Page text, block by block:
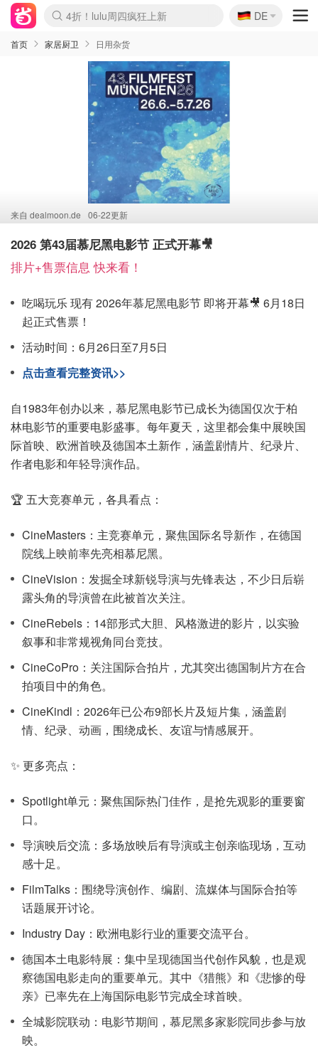
Boticinal 夏促开抢！
4折！lulu周四疯狂上新
还没结束！&OtherStories大促
Joybuy变相75折 随时失效
速领！Stanley独家85折
疑似霸哥！Camper额外叠85折
Zalando 奥莱闪促！每日更新
Moncler反季囤！5折起+叠9折
Coach Brooklyn仅€192
🇩🇪
DE
首页 家居厨卫 日用杂货
来自 dealmoon.de 06-22更新
2026 第43届慕尼黑电影节 正式开幕🎥
排片+售票信息 快来看！
吃喝玩乐 现有 2026年慕尼黑电影节 即将开幕🎥 6月18日
起正式售票！
活动时间：6月26日至7月5日
点击查看完整资讯>>
自1983年创办以来，慕尼黑电影节已成长为德国仅次于柏
林电影节的重要电影盛事。每年夏天，这里都会集中展映国
际首映、欧洲首映及德国本土新作，涵盖剧情片、纪录片、
作者电影和年轻导演作品。
🏆 五大竞赛单元，各具看点：
CineMasters：主竞赛单元，聚焦国际名导新作，在德国
院线上映前率先亮相慕尼黑。
CineVision：发掘全球新锐导演与先锋表达，不少日后崭
露头角的导演曾在此被首次关注。
CineRebels：14部形式大胆、风格激进的影片，以实验
叙事和非常规视角同台竞技。
CineCoPro：关注国际合拍片，尤其突出德国制片方在合
拍项目中的角色。
CineKindl：2026年已公布9部长片及短片集，涵盖剧
情、纪录、动画，围绕成长、友谊与情感展开。
✨ 更多亮点：
Spotlight单元：聚焦国际热门佳作，是抢先观影的重要窗
口。
导演映后交流：多场放映后有导演或主创亲临现场，互动
感十足。
FilmTalks：围绕导演创作、编剧、流媒体与国际合拍等
话题展开讨论。
Industry Day：欧洲电影行业的重要交流平台。
德国本土电影特展：集中呈现德国当代创作风貌，也是观
察德国电影走向的重要单元。其中《猎熊》和《悲惨的母
亲》已率先在上海国际电影节完成全球首映。
全城影院联动：电影节期间，慕尼黑多家影院同步参与放
映。